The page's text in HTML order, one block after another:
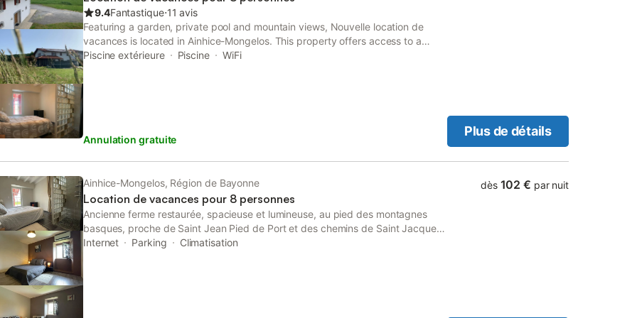
9.4Fantastique⋅11 avis
Featuring a garden, private pool and mountain views, Nouvelle location de
vacances is located in Ainhice-Mongelos. This property offers access to a
terrace, free private parking and free WiFi.
Piscine extérieure Piscine WiFi
Annulation gratuite
Plus de détails
Ainhice-Mongelos, Région de Bayonne
Location de vacances pour 8 personnes
Ancienne ferme restaurée, spacieuse et lumineuse, au pied des montagnes
basques, proche de Saint Jean Pied de Port et des chemins de Saint Jacques
de Compostelle. Lumière et beaux volumes, modernité et confort, espace à
Internet Parking Climatisation
dès 102 € par nuit